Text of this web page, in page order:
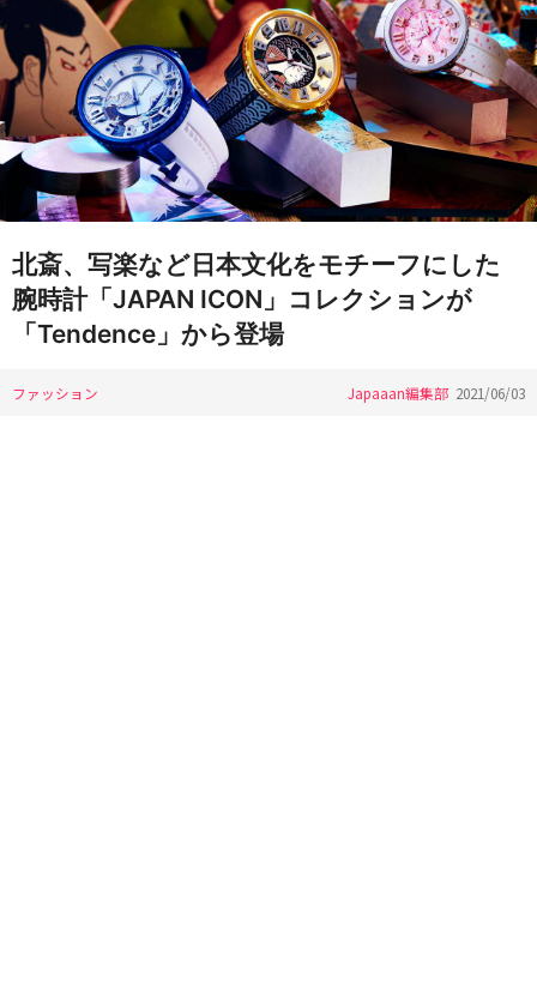
北斎、写楽など日本文化をモチーフにした
腕時計「JAPAN ICON」コレクションが
「Tendence」から登場
ファッション Japaaan編集部 2021/06/03